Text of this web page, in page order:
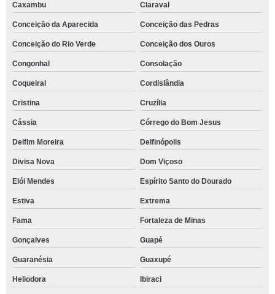
Caxambu Claraval
Conceição da Aparecida Conceição das Pedras
Conceição do Rio Verde Conceição dos Ouros
Congonhal Consolação
Coqueiral Cordislândia
Cristina Cruzília
Cássia Córrego do Bom Jesus
Delfim Moreira Delfinópolis
Divisa Nova Dom Viçoso
Elói Mendes Espírito Santo do Dourado
Estiva Extrema
Fama Fortaleza de Minas
Gonçalves Guapé
Guaranésia Guaxupé
Heliodora Ibiraci